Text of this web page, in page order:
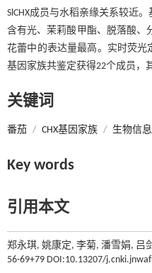
SlCHX成员与水稻亲缘关系较近
含有光、茉莉酸甲酯、脱落酸、
花蕾中的表达量最高。实时荧光
基因家族共鉴定获得22个成员，
关键词
番茄 / CHX基因家族 / 生物信
Key words
引用本文
郑永琪, 姚康定, 李菊, 潘雪娟, 吕
56-69+79 DOI:10.13207/